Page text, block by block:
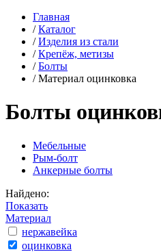
Главная
/ Каталог
/ Изделия из стали
/ Крепёж, метизы
/ Болты
/ Материал оцинковка
Болты
Мебельные
Рым-болт
Анкерные болты
Найдено:
Показать
Материал
нержавейка
оцинковка